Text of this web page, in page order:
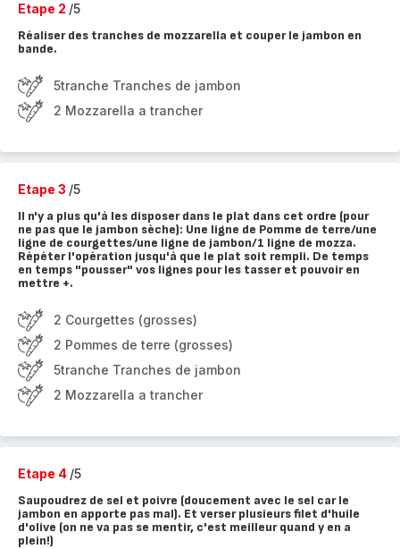
Etape 2 /5
Réaliser des tranches de mozzarella et couper le jambon en
bande.
5tranche Tranches de jambon
2 Mozzarella a trancher
Etape 3 /5
Il n'y a plus qu'à les disposer dans le plat dans cet ordre (pour
ne pas que le jambon sèche): Une ligne de Pomme de terre/une
ligne de courgettes/une ligne de jambon/1 ligne de mozza.
Répéter l'opération jusqu'à que le plat soit rempli. De temps
en temps "pousser" vos lignes pour les tasser et pouvoir en
mettre +.
2 Courgettes (grosses)
2 Pommes de terre (grosses)
5tranche Tranches de jambon
2 Mozzarella a trancher
Etape 4 /5
Saupoudrez de sel et poivre (doucement avec le sel car le
jambon en apporte pas mal). Et verser plusieurs filet d'huile
d'olive (on ne va pas se mentir, c'est meilleur quand y en a
plein!)